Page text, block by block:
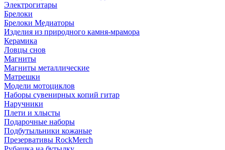
Электрогитары
Брелоки
Брелоки Медиаторы
Изделия из природного камня-мрамора
Керамика
Ловцы снов
Магниты
Магниты металлические
Матрешки
Модели мотоциклов
Наборы сувенирных копий гитар
Наручники
Плети и хлысты
Подарочные наборы
Подбутыльники кожаные
Презервативы RockMerch